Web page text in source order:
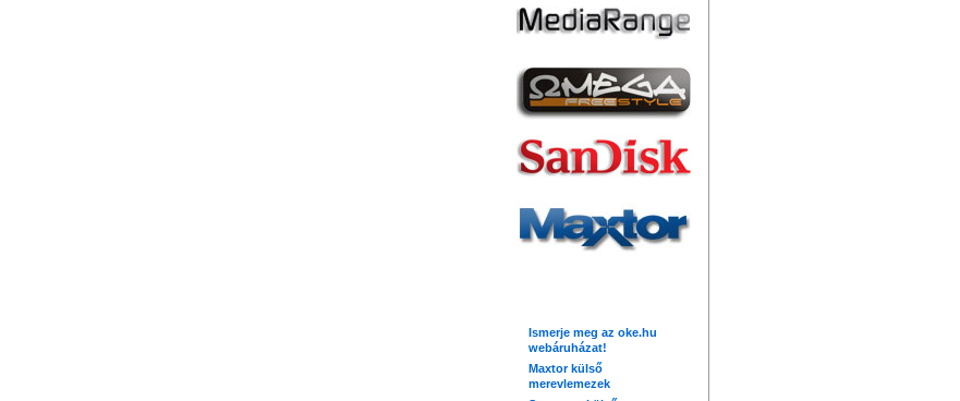
Ismerje meg az oke.hu
webáruházat!
Maxtor külső
merevlemezek